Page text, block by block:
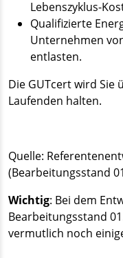
Lebenszyklus-
Qualifizierte
Unternehmen
entlasten.
Die GUTcert wird Sie
Laufenden halten.
Quelle:
(Bearbeitungsstand
Wichtig: Bei dem
Bearbeitungsstand
vermutlich noch